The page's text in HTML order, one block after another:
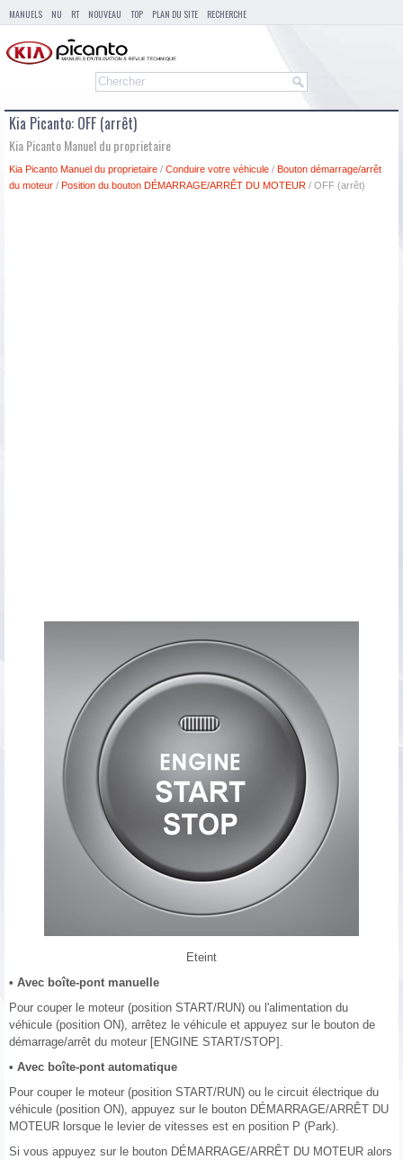
MANUELS NU RT NOUVEAU TOP PLAN DU SITE RECHERCHE
Kia Picanto: OFF (arrêt)
Kia Picanto Manuel du proprietaire
Kia Picanto Manuel du proprietaire / Conduire votre véhicule / Bouton démarrage/arrêt
du moteur / Position du bouton DÉMARRAGE/ARRÊT DU MOTEUR / OFF (arrêt)
Eteint
• Avec boîte-pont manuelle
Pour couper le moteur (position START/RUN) ou l'alimentation du
véhicule (position ON), arrêtez le véhicule et appuyez sur le bouton de
démarrage/arrêt du moteur [ENGINE START/STOP].
• Avec boîte-pont automatique
Pour couper le moteur (position START/RUN) ou le circuit électrique du
véhicule (position ON), appuyez sur le bouton DÉMARRAGE/ARRÊT DU
MOTEUR lorsque le levier de vitesses est en position P (Park).
Si vous appuyez sur le bouton DÉMARRAGE/ARRÊT DU MOTEUR alors